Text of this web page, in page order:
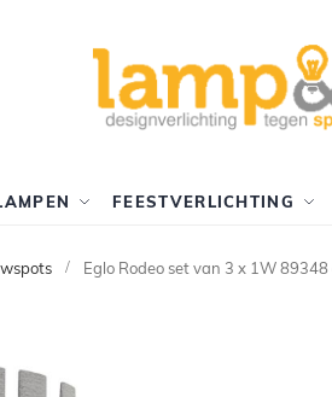
FEESTVERLICHTING
Eglo Rodeo set van 3 x 1W